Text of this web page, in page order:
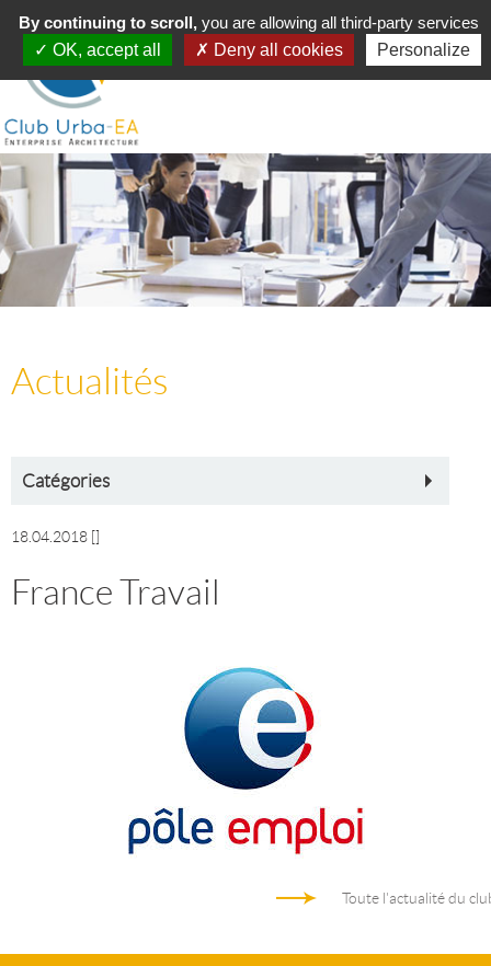
Toggle
navigation
MENU
Actualités
Catégories
18.04.2018
France Travail
Toute l'actualité du
By continuing to scroll,you are allowing all third-party services
OK, accept all
Deny all cookies Personalize